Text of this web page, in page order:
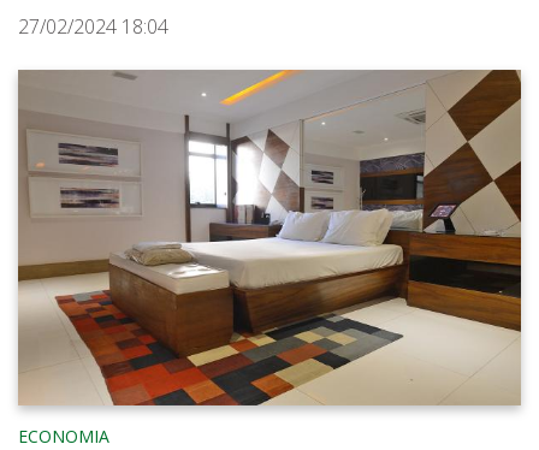
27/02/2024 18:04
ECONOMIA